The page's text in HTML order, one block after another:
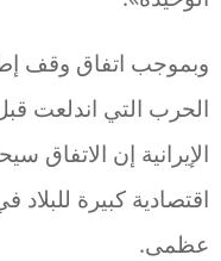
وبموجب اتفاق وقف
الحرب التي اندلعت
الإيرانية إن
اقتصادية كبيرة
عظمى.